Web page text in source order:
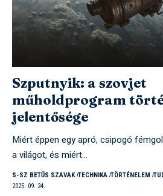
Szputnyik: a szovjet
műholdprogram
jelentősége
Miért éppen egy apró, csipogó
a világot, és miért…
S-SZ BETŰS SZAVAK TECHNIKA TÖRTÉNELEM
2025. 09. 24.